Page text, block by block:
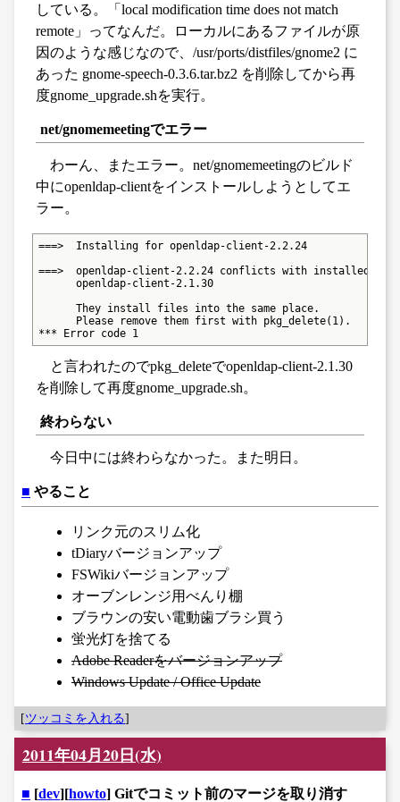
している。「local modification time does not match
remote」ってなんだ。ローカルにあるファイルが原
因のような感じなので、/usr/ports/distfiles/gnome2 に
あった gnome-speech-0.3.6.tar.bz2 を削除してから再
度gnome_upgrade.shを実行。
net/gnomemeetingでエラー
わーん、またエラー。net/gnomemeetingのビルド
中にopenldap-clientをインストールしようとしてエ
ラー。
===>  Installing for openldap-client-2.2.24
===>  openldap-client-2.2.24 conflicts with installed
      openldap-client-2.1.30
      They install files into the same place.
      Please remove them first with pkg_delete(1).
*** Error code 1
と言われたのでpkg_deleteでopenldap-client-2.1.30
を削除して再度gnome_upgrade.sh。
終わらない
今日中には終わらなかった。また明日。
■ やること
リンク元のスリム化
tDiaryバージョンアップ
FSWikiバージョンアップ
オーブンレンジ用べんり棚
ブラウンの安い電動歯ブラシ買う
蛍光灯を捨てる
Adobe Readerをバージョンアップ
Windows Update / Office Update
[ツッコミを入れる]
2011年04月20日(水)
■ [dev][howto] Gitでコミット前のマージを取り消す